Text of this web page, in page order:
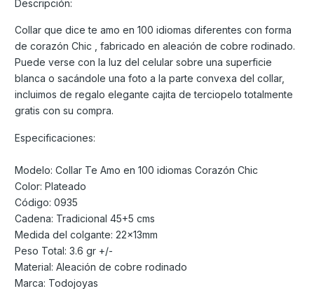
Descripción:
Collar que dice te amo en 100 idiomas diferentes con forma
de corazón Chic , fabricado en aleación de cobre rodinado.
Puede verse con la luz del celular sobre una superficie
blanca o sacándole una foto a la parte convexa del collar,
incluimos de regalo elegante cajita de terciopelo totalmente
gratis con su compra.
Especificaciones:
Modelo: Collar Te Amo en 100 idiomas Corazón Chic
Color: Plateado
Código: 0935
Cadena: Tradicional 45+5 cms
Medida del colgante: 22x13mm
Peso Total: 3.6 gr +/-
Material: Aleación de cobre rodinado
Marca: Todojoyas